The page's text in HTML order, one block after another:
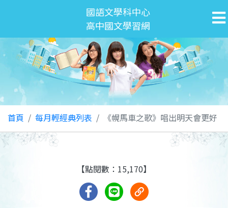
國語文學科中心
高中國文學習網
首頁 每月輕經典列表 《幌馬車之歌》唱出明天會更好
【點閱數：15,170】